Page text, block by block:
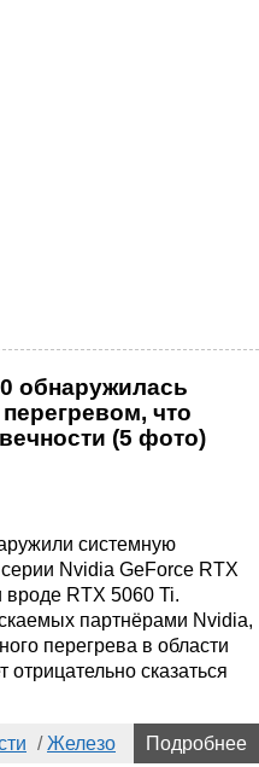
обнаружилась
что
(5 фото)
системную
Nvidia GeForce RTX
RTX 5060 Ti.
партнёрами Nvidia,
перегрева в области
сказаться
/Железо Подробнее